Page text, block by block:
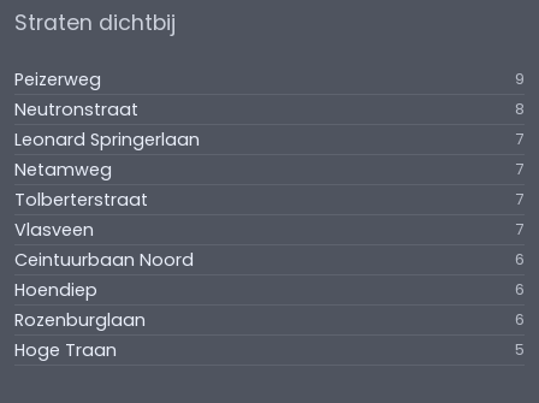
Straten dichtbij
Peizerweg 9
Neutronstraat 8
Leonard Springerlaan 7
Netamweg 7
Tolberterstraat 7
Vlasveen 7
Ceintuurbaan Noord 6
Hoendiep 6
Rozenburglaan 6
Hoge Traan 5